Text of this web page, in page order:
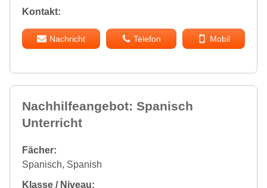
Kontakt:
Nachricht Telefon Mobil
Nachhilfeangebot: Spanisch
Unterricht
Fächer:
Spanisch, Spanish
Klasse / Niveau: